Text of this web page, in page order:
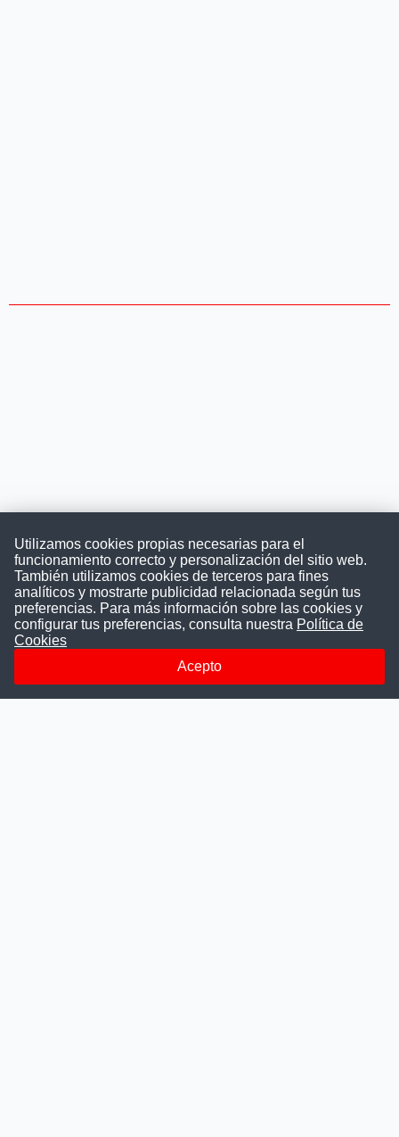
Convocatoriasdetrabajo.com
ConvocatoriasDeTrabajo.com es una plataforma informativa
la difusión y transparencia de los concursos públicos, además
ayudamos a las instituciones a encontrar a los mejores
talentos. A nuestros usuarios le brindamos en un solo lugar
Utilizamos cookies propias necesarias para el
funcionamiento correcto y personalización del sitio web.
También utilizamos cookies de terceros para fines
analíticos y mostrarte publicidad relacionada según tus
preferencias. Para más información sobre las cookies y
configurar tus preferencias, consulta nuestra Política de
Cookies
Acepto